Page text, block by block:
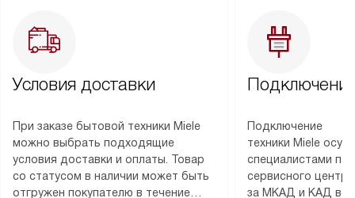
Условия доставки
При заказе бытовой техники Miele
можно выбрать подходящие
условия доставки и оплаты. Товар
со статусом в наличии может быть
отгружен покупателю в течение
Подключение
техники Miele
специалистами
сервисного
за МКАД и КАД